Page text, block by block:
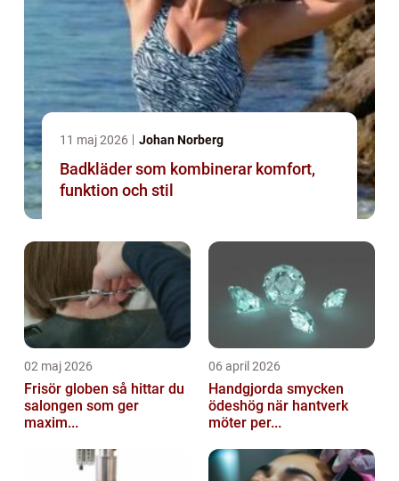
11 maj 2026 Johan Norberg
Badkläder som kombinerar komfort,
funktion och stil
02 maj 2026
Frisör globen så hittar du
salongen som ger
maxim...
06 april 2026
Handgjorda smycken
ödeshög när hantverk
möter per...